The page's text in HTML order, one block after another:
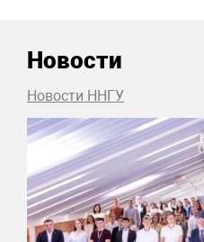
Новости
Новости ННГУ